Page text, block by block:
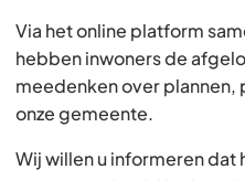
Via het online platform
hebben inwoners de
meedenken over
onze gemeente.
Wij willen u informeren dat